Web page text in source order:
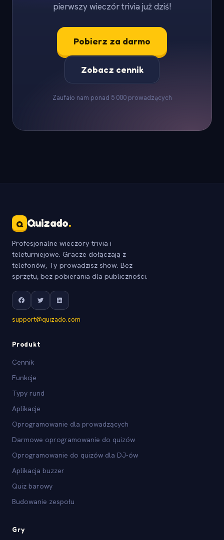
pierwszy wieczór trivia już dziś!
Pobierz za darmo
Zobacz cennik
Zaufało nam ponad 5 000 prowadzących
Q Quizado.
Profesjonalne wieczory trivia i
teleturniejowe. Gracze dołączają z
telefonów, Ty prowadzisz show. Bez
sprzętu, bez pobierania dla publiczności.
support@quizado.com
Produkt
Cennik
Funkcje
Typy rund
Aplikacje
Oprogramowanie dla prowadzących
Darmowe oprogramowanie do quizów
Oprogramowanie do quizów dla DJ-ów
Aplikacja buzzer
Quiz barowy
Budowanie zespołu
Gry